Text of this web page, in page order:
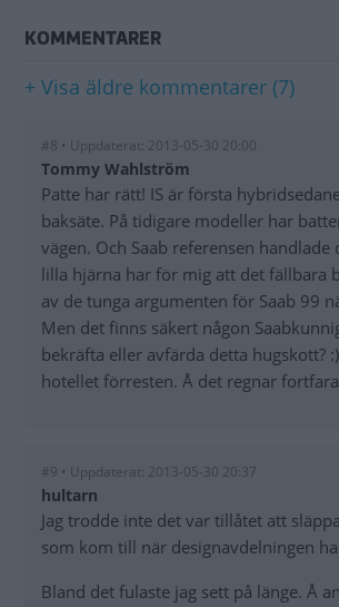
KOMMENTARER
+ Visa äldre kommentarer (7)
#8 • Uppdaterat: 2013-05-30 20:00
Tommy Wahlström
Patte har rätt! IS är första
baksäte. På tidigare modeller har
vägen. Och Saab referensen
lilla hjärna har för mig att det fällbara
av de tunga argumenten för Saab 99
Men det finns säkert någon
bekräfta eller avfärda detta hugskott?
hotellet förresten. Å det regnar
#9 • Uppdaterat: 2013-05-30 20:37
hultarn
Jag trodde inte det var tillåtet att
som kom till när designavdelningen
Bland det fulaste jag sett på länge. Å